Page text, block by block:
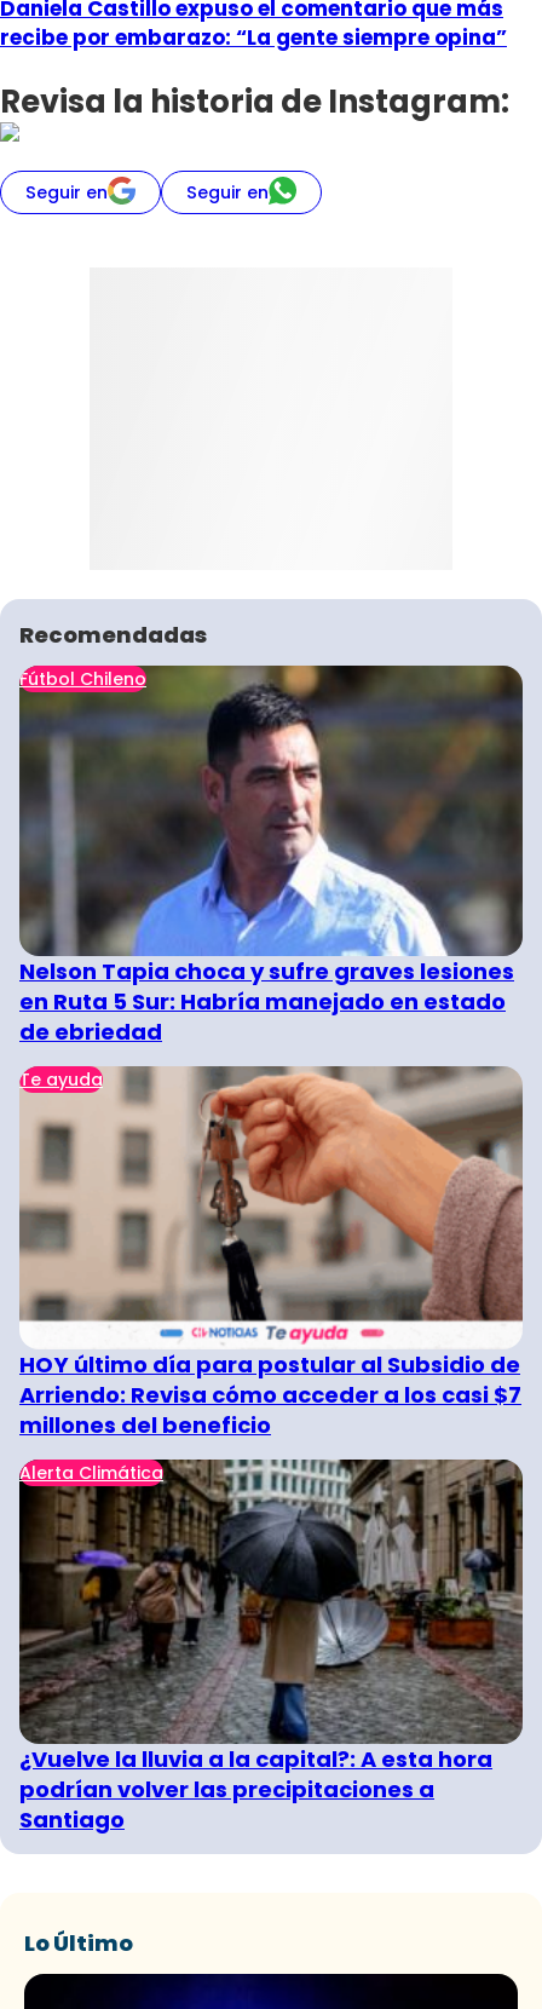
Daniela Castillo expuso el comentario que más
recibe por embarazo: “La gente siempre opina”
Revisa la historia de Instagram:
Seguir en Seguir en
Recomendadas
Fútbol Chileno
Nelson Tapia choca y sufre graves lesiones
en Ruta 5 Sur: Habría manejado en estado
de ebriedad
Te ayuda
HOY último día para postular al Subsidio de
Arriendo: Revisa cómo acceder a los casi $7
millones del beneficio
Alerta Climática
¿Vuelve la lluvia a la capital?: A esta hora
podrían volver las precipitaciones a
Santiago
Lo Último